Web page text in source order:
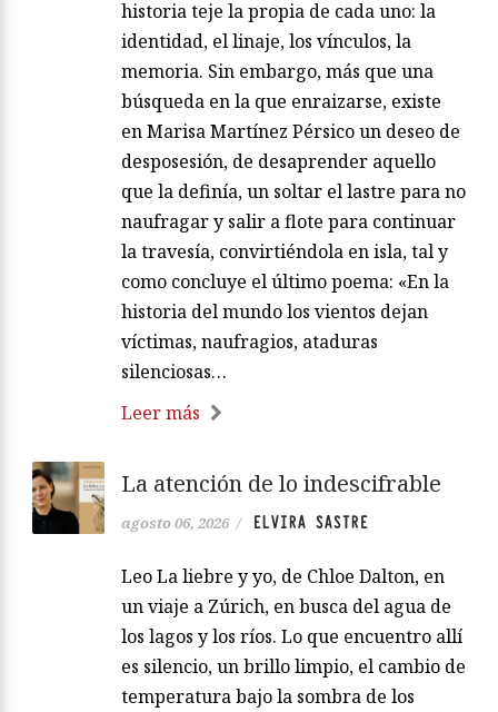
historia teje la propia de cada uno: la
identidad, el linaje, los vínculos, la
memoria. Sin embargo, más que una
búsqueda en la que enraizarse, existe
en Marisa Martínez Pérsico un deseo de
desposesión, de desaprender aquello
que la definía, un soltar el lastre para no
naufragar y salir a flote para continuar
la travesía, convirtiéndola en isla, tal y
como concluye el último poema: «En la
historia del mundo los vientos dejan
víctimas, naufragios, ataduras
silenciosas…
Leer más
La atención de lo indescifrable
agosto 06, 2026 / ELVIRA SASTRE
Leo La liebre y yo, de Chloe Dalton, en
un viaje a Zúrich, en busca del agua de
los lagos y los ríos. Lo que encuentro allí
es silencio, un brillo limpio, el cambio de
temperatura bajo la sombra de los